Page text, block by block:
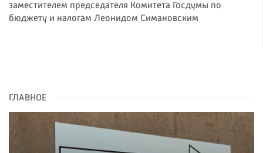
заместителем председателя Комитета Госдумы по
бюджету и налогам Леонидом Симановским
ГЛАВНОЕ